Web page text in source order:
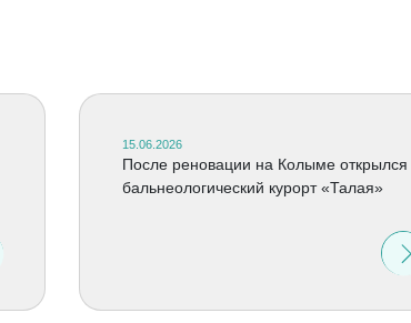
15.06.2026
После реновации на Колыме открылся
бальнеологический курорт «Талая»